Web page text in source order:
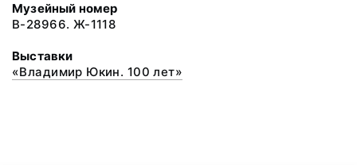
Музейный номер
В-28966. Ж-1118
Выставки
«Владимир Юкин. 100 лет»